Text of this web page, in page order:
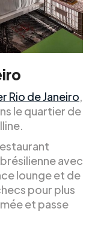
Rio de Janeiro,
le quartier de
avec
lounge et de
pour plus
et passe